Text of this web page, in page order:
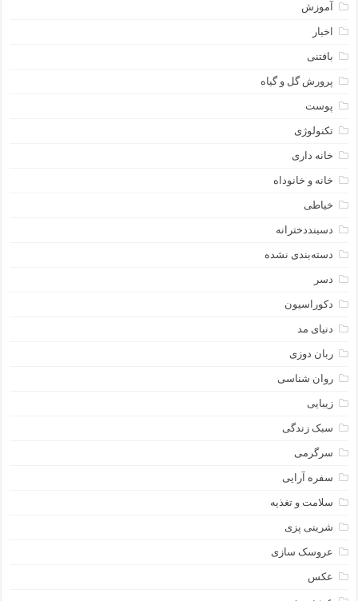
آموزش
اخبار
بافتنی
پرورش گل و گیاه
پوست
تکنولوژی
خانه داری
خانه و خانوداه
خیاطی
دسبنددخترانه
دسته‌بندی نشده
دسر
دکوراسیون
دنیای مد
ربان دوزی
روان شناسی
زیبایی
سبک زندگی
سرگرمی
سفره آرایی
سلامت و تغذیه
شرینی پزی
عروسک سازی
عکس